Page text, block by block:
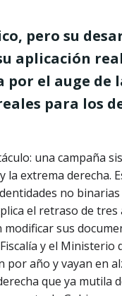
pero su
aplicación
el auge
para los
una campaña
la extrema derecha.
no
el retraso de
sus
y el
año y vayan en
que ya mutila